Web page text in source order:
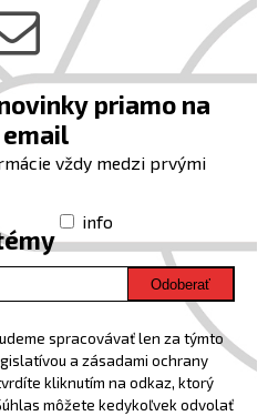
priamo na
vždy medzi prvými
info
Odoberať
spracovávať len za týmto
a zásadami ochrany
kliknutím na odkaz, ktorý
môžete kedykoľvek odvolať